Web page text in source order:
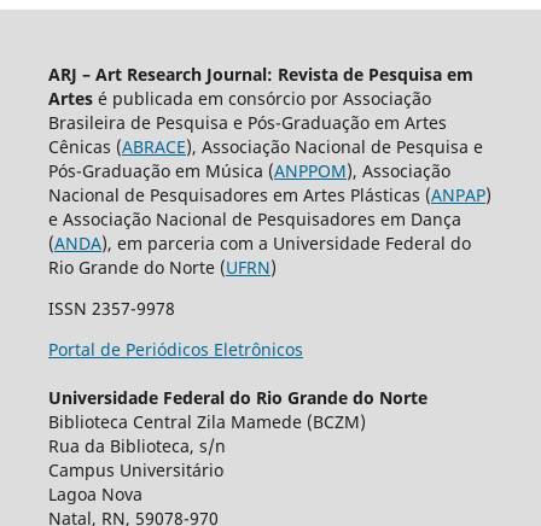
ARJ – Art Research Journal: Revista de Pesquisa em
Artesé publicada em consórcio por Associação
Brasileira de Pesquisa e Pós-Graduação em Artes
Cênicas (ABRACE), Associação Nacional de Pesquisa e
Pós-Graduação em Música (ANPPOM), Associação
Nacional de Pesquisadores em Artes Plásticas (ANPAP)
e Associação Nacional de Pesquisadores em Dança
(ANDA), em parceria com a Universidade Federal do
Rio Grande do Norte (UFRN)
ISSN 2357-9978
Portal de Periódicos Eletrônicos
Universidade Federal do Rio Grande do Norte
Biblioteca Central Zila Mamede (BCZM)
Rua da Biblioteca, s/n
Campus Universitário
Lagoa Nova
Natal, RN, 59078-970